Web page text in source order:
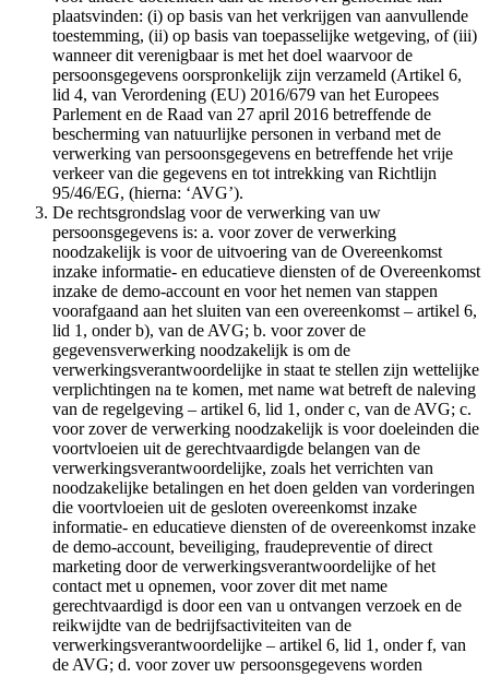
plaatsvinden: (i) op basis van het verkrijgen van aanvullende
toestemming, (ii) op basis van toepasselijke wetgeving, of (iii)
wanneer dit verenigbaar is met het doel waarvoor de
persoonsgegevens oorspronkelijk zijn verzameld (Artikel 6,
lid 4, van Verordening (EU) 2016/679 van het Europees
Parlement en de Raad van 27 april 2016 betreffende de
bescherming van natuurlijke personen in verband met de
verwerking van persoonsgegevens en betreffende het vrije
verkeer van die gegevens en tot intrekking van Richtlijn
95/46/EG, (hierna: ‘AVG’).
De rechtsgrondslag voor de verwerking van uw
persoonsgegevens is: a. voor zover de verwerking
noodzakelijk is voor de uitvoering van de Overeenkomst
inzake informatie- en educatieve diensten of de Overeenkomst
inzake de demo-account en voor het nemen van stappen
voorafgaand aan het sluiten van een overeenkomst – artikel 6,
lid 1, onder b), van de AVG; b. voor zover de
gegevensverwerking noodzakelijk is om de
verwerkingsverantwoordelijke in staat te stellen zijn wettelijke
verplichtingen na te komen, met name wat betreft de naleving
van de regelgeving – artikel 6, lid 1, onder c, van de AVG; c.
voor zover de verwerking noodzakelijk is voor doeleinden die
voortvloeien uit de gerechtvaardigde belangen van de
verwerkingsverantwoordelijke, zoals het verrichten van
noodzakelijke betalingen en het doen gelden van vorderingen
die voortvloeien uit de gesloten overeenkomst inzake
informatie- en educatieve diensten of de overeenkomst inzake
de demo-account, beveiliging, fraudepreventie of direct
marketing door de verwerkingsverantwoordelijke of het
contact met u opnemen, voor zover dit met name
gerechtvaardigd is door een van u ontvangen verzoek en de
reikwijdte van de bedrijfsactiviteiten van de
verwerkingsverantwoordelijke – artikel 6, lid 1, onder f, van
de AVG; d. voor zover uw persoonsgegevens worden